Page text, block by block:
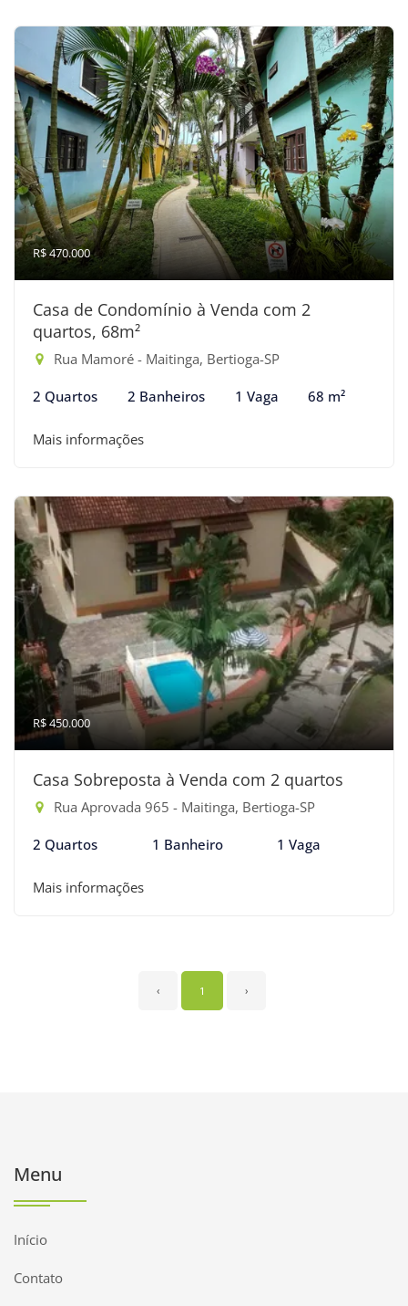
R$ 470.000
Casa de Condomínio à Venda com 2
quartos, 68m²
Rua Mamoré - Maitinga, Bertioga-SP
2 Quartos 2 Banheiros 1 Vaga 68 m²
Mais informações
R$ 450.000
Casa Sobreposta à Venda com 2 quartos
Rua Aprovada 965 - Maitinga, Bertioga-SP
2 Quartos 1 Banheiro 1 Vaga
Mais informações
‹ 1 ›
Menu
Início
Contato